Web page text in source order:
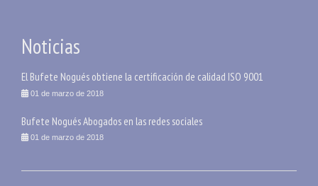
Noticias
El Bufete Nogués obtiene la certificación de calidad ISO 9001
01 de marzo de 2018
Bufete Nogués Abogados en las redes sociales
01 de marzo de 2018